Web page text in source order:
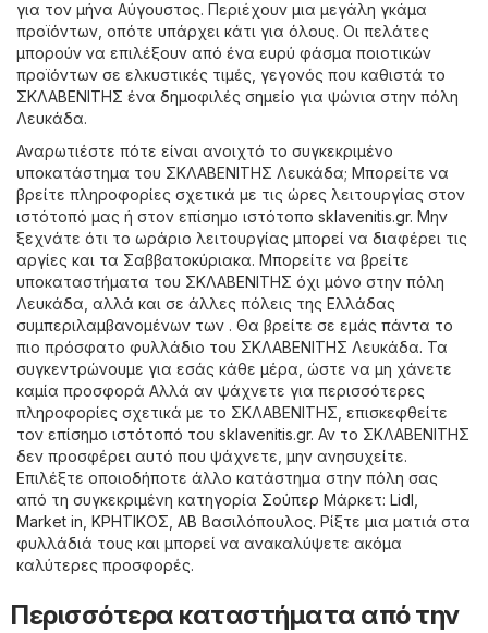
για τον μήνα Αύγουστος. Περιέχουν μια μεγάλη γκάμα
προϊόντων, οπότε υπάρχει κάτι για όλους. Οι πελάτες
μπορούν να επιλέξουν από ένα ευρύ φάσμα ποιοτικών
προϊόντων σε ελκυστικές τιμές, γεγονός που καθιστά το
ΣΚΛΑΒΕΝΙΤΗΣ ένα δημοφιλές σημείο για ψώνια στην πόλη
Λευκάδα.
Αναρωτιέστε πότε είναι ανοιχτό το συγκεκριμένο
υποκατάστημα του ΣΚΛΑΒΕΝΙΤΗΣ Λευκάδα; Μπορείτε να
βρείτε πληροφορίες σχετικά με τις ώρες λειτουργίας στον
ιστότοπό μας ή στον επίσημο ιστότοπο sklavenitis.gr. Μην
ξεχνάτε ότι το ωράριο λειτουργίας μπορεί να διαφέρει τις
αργίες και τα Σαββατοκύριακα. Μπορείτε να βρείτε
υποκαταστήματα του ΣΚΛΑΒΕΝΙΤΗΣ όχι μόνο στην πόλη
Λευκάδα, αλλά και σε άλλες πόλεις της Ελλάδας
συμπεριλαμβανομένων των . Θα βρείτε σε εμάς πάντα το
πιο πρόσφατο φυλλάδιο του ΣΚΛΑΒΕΝΙΤΗΣ Λευκάδα. Τα
συγκεντρώνουμε για εσάς κάθε μέρα, ώστε να μη χάνετε
καμία προσφορά Αλλά αν ψάχνετε για περισσότερες
πληροφορίες σχετικά με το ΣΚΛΑΒΕΝΙΤΗΣ, επισκεφθείτε
τον επίσημο ιστότοπό του sklavenitis.gr. Αν το ΣΚΛΑΒΕΝΙΤΗΣ
δεν προσφέρει αυτό που ψάχνετε, μην ανησυχείτε.
Επιλέξτε οποιοδήποτε άλλο κατάστημα στην πόλη σας
από τη συγκεκριμένη κατηγορία Σούπερ Μάρκετ: Lidl ,
Market in, ΚΡΗΤΙΚΟΣ, ΑΒ Βασιλόπουλος. Ρίξτε μια ματιά στα
φυλλάδιά τους και μπορεί να ανακαλύψετε ακόμα
καλύτερες προσφορές.
Περισσότερα καταστήματα από την